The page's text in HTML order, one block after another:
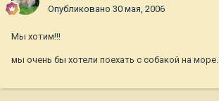
Опубликовано 30 мая, 2006
Мы хотим!!!
мы очень бы хотели поехать с собакой на море.